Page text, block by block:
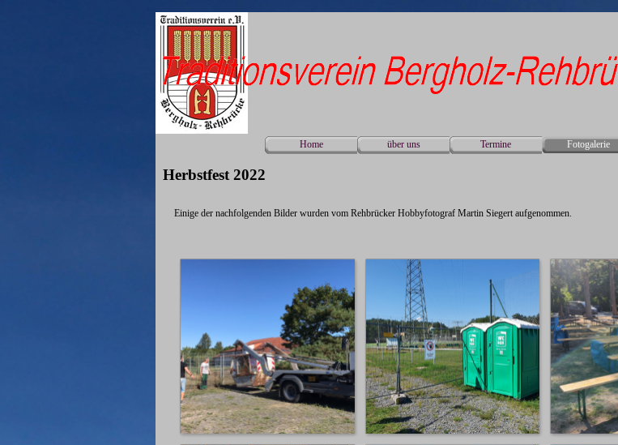
Menü überspringen
Home über uns ▼
Termine ▼
Fotogalerie
Herbstfest 2022
Einige der nachfolgenden Bilder wurden vom Rehbrücker Hobbyfotograf Martin Siegert aufgenommen.